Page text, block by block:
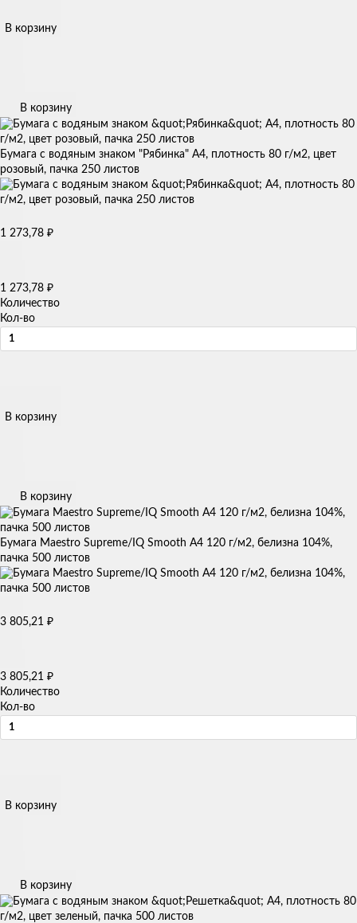
В корзину
В корзину
Бумага с водяным знаком "Рябинка" А4, плотность 80 г/м2, цвет
розовый, пачка 250 листов
1 273,78 ₽
1 273,78 ₽
Количество
Кол-во
В корзину
В корзину
Бумага Maestro Supreme/IQ Smooth А4 120 г/м2, белизна 104%,
пачка 500 листов
3 805,21 ₽
3 805,21 ₽
Количество
Кол-во
В корзину
В корзину